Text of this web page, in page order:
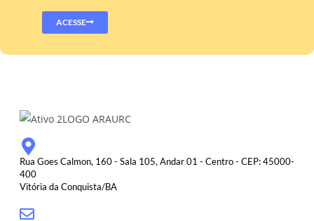
ACESSE
Rua Goes Calmon, 160 - Sala 105, Andar 01 - Centro - CEP: 45000-
400
Vitória da Conquista/BA